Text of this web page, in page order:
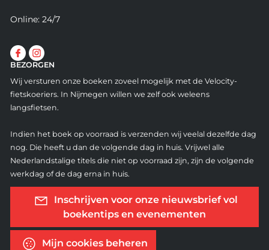
Online: 24/7
BEZORGEN
Wij versturen onze boeken zoveel mogelijk met de Velocity-
fietskoeriers. In Nijmegen willen we zelf ook weleens
langsfietsen.
Indien het boek op voorraad is verzenden wij veelal dezelfde dag
nog. Die heeft u dan de volgende dag in huis. Vrijwel alle
Nederlandstalige titels die niet op voorraad zijn, zijn de volgende
werkdag of de dag erna in huis.
Inschrijven voor onze nieuwsbrief vol
boekentips en evenementen
Mijn cookies beheren